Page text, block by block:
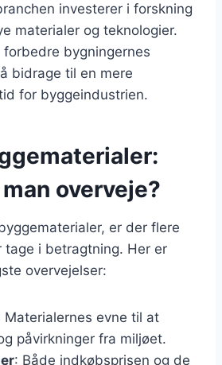
investerer i forskning
materialer og teknologier.
bygningernes
bidrage til en mere
for byggeindustrien.
overveje?
er der flere
tage i betragtning. Her er
overvejelser:
Materialernes evne til at
påvirkninger fra miljøet.
: Både indkøbsprisen og de